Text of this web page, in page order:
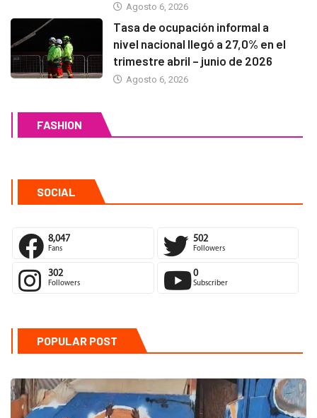
Agosto 6, 2026
Tasa de ocupación informal a
nivel nacional llegó a 27,0% en el
trimestre abril – junio de 2026
Agosto 6, 2026
FASHION
SOCIAL
8,047
Fans
502
Followers
302
Followers
0
Subscriber
POPULAR POST